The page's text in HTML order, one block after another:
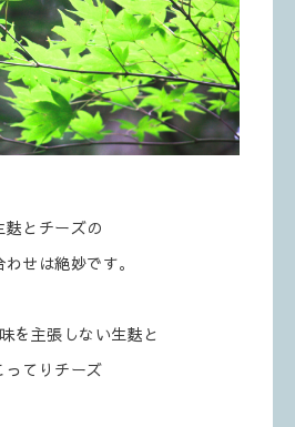
麩とチーズの
せは絶妙です。
を主張しない生麩と
ってりチーズ